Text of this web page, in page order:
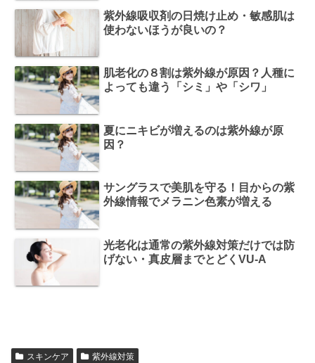
紫外線吸収剤の日焼け止め・敏感肌は
使わないほうが良いの？
肌老化の８割は紫外線が原因？人種に
よっても違う「シミ」や「シワ」
夏にニキビが増えるのは紫外線が原
因？
サングラスで美肌を守る！目からの紫
外線情報でメラニン色素が増える
光老化は通常の紫外線対策だけでは防
げない・真皮層までとどくVU-A
スキンケア 紫外線対策